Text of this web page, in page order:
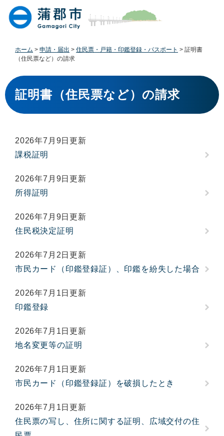
。
て
本
ホーム > 申請・届出 > 住民票・戸籍・印鑑登録・パスポート > 証明書
（住民票など）の請求
本
文
証明書（住民票など）の請求
2026年7月9日更新
課税証明
2026年7月9日更新
所得証明
2026年7月9日更新
住民税決定証明
2026年7月2日更新
市民カード（印鑑登録証）、印鑑を紛失した場合
2026年7月1日更新
印鑑登録
2026年7月1日更新
地名変更等の証明
2026年7月1日更新
市民カード（印鑑登録証）を破損したとき
2026年7月1日更新
住民票の写し、住所に関する証明、広域交付の住